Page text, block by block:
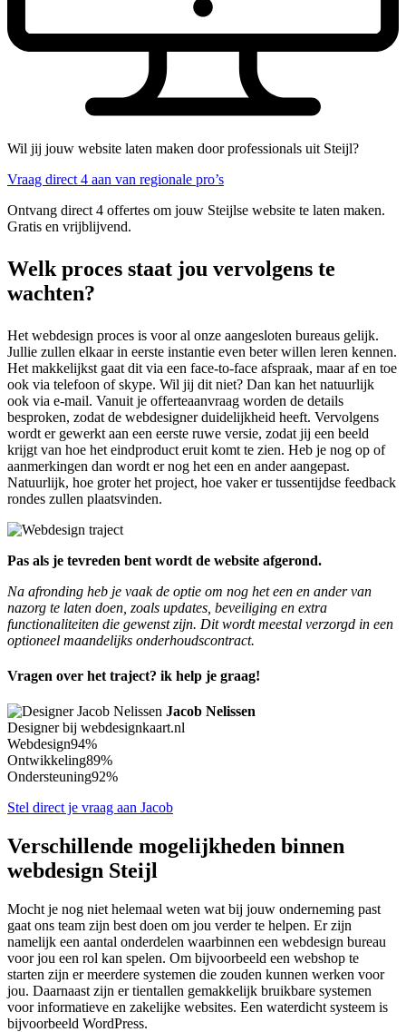
Wil jij jouw website laten maken door professionals uit Steijl?
Vraag direct 4 aan van regionale pro’s
Ontvang direct 4 offertes om jouw Steijlse website te laten maken.
Gratis en vrijblijvend.
Welk proces staat jou vervolgens te
wachten?
Het webdesign proces is voor al onze aangesloten bureaus gelijk.
Jullie zullen elkaar in eerste instantie even beter willen leren kennen.
Het makkelijkst gaat dit via een face-to-face afspraak, maar af en toe
ook via telefoon of skype. Wil jij dit niet? Dan kan het natuurlijk
ook via e-mail. Vanuit je offerteaanvraag worden de details
besproken, zodat de webdesigner duidelijkheid heeft. Vervolgens
wordt er gewerkt aan een eerste ruwe versie, zodat jij een beeld
krijgt van hoe het eindproduct eruit komt te zien. Heb je nog op of
aanmerkingen dan wordt er nog het een en ander aangepast.
Natuurlijk, hoe groter het project, hoe vaker er tussentijdse feedback
rondes zullen plaatsvinden.
Pas als je tevreden bent wordt de website afgerond.
Na afronding heb je vaak de optie om nog het een en ander van
nazorg te laten doen, zoals updates, beveiliging en extra
functionaliteiten die gewenst zijn. Dit wordt meestal verzorgd in een
optioneel maandelijks onderhoudscontract.
Vragen over het traject? ik help je graag!
Jacob Nelissen
Designer bij webdesignkaart.nl
Webdesign94%
Ontwikkeling89%
Ondersteuning92%
Stel direct je vraag aan Jacob
Verschillende mogelijkheden binnen
webdesign Steijl
Mocht je nog niet helemaal weten wat bij jouw onderneming past
gaat ons team zijn best doen om jou verder te helpen. Er zijn
namelijk een aantal onderdelen waarbinnen een webdesign bureau
voor jou een rol kan spelen. Om bijvoorbeeld een webshop te
starten zijn er meerdere systemen die zouden kunnen werken voor
jou. Daarnaast zijn er tientallen gemakkelijk bruikbare systemen
voor informatieve en zakelijke websites. Een waterdicht systeem is
bijvoorbeeld WordPress.